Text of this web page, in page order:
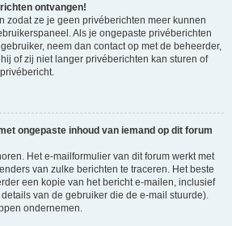
ontvangen!
zodat ze je geen privéberichten meer kunnen
Als je ongepaste privéberichten
neem dan contact op met de beheerder,
of zij niet langer privéberichten kan sturen of
ongepaste inhoud van iemand op dit forum
Het e-mailformulier van dit forum werkt met
van zulke berichten te traceren. Het beste
een kopie van het bericht e-mailen, inclusief
van de gebruiker die de e-mail stuurde).
ondernemen.